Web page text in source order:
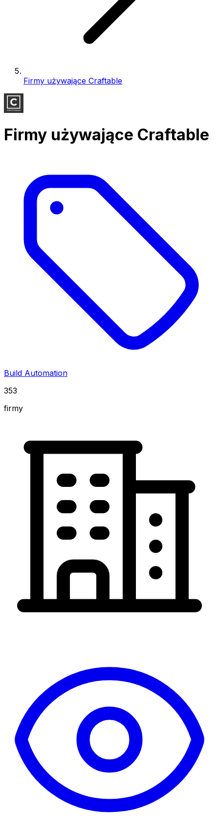
Firmy używające Craftable
Firmy używające Craftable
Build Automation
353
firmy